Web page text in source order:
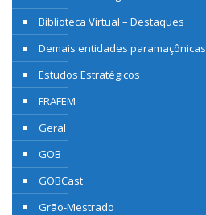
Biblioteca Virtual – Destaques
Demais entidades paramaçônicas
Estudos Estratégicos
FRAFEM
Geral
GOB
GOBCast
Grão-Mestrado